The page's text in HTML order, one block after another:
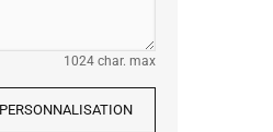
1024 char. max